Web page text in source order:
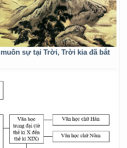
sự tại Trời, Trời kia đã bắt